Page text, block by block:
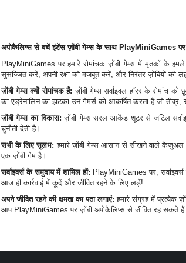
अपोकैलिप्स से बचें इंटेंस ज़ोंबी गेम्स के साथ PlayMiniGames पर
PlayMiniGames पर हमारे रोमांचक ज़ोंबी गेम्स में मृतकों के हमले
सुसज्जित करें, अपनी रक्षा को मजबूत करें, और निरंतर ज़ोंबियों की
ज़ोंबी गेम्स क्यों रोमांचक हैं: ज़ोंबी गेम्स सर्वाइवल हॉरर के रोमांच
का एड्रेनालिन का झटका उन गेमर्स को आकर्षित करता है जो
ज़ोंबी गेम्स का विकास: ज़ोंबी गेम्स सरल आर्केड शूटर से जटिल
चुनौती देती है।
सभी के लिए सुलभ: हमारे ज़ोंबी गेम्स आसान से सीखने वाले कैजुअल
एक ज़ोंबी गेम है।
सर्वाइवर्स के समुदाय में शामिल हों: PlayMiniGames पर,
आज ही कार्रवाई में कूदें और जीवित रहने के लिए लड़ें!
अपने जीवित रहने की क्षमता का पता लगाएं: हमारे संग्रह में प्रत्येक
आप PlayMiniGames पर ज़ोंबी अपोकैलिप्स से जीवित रह सकते